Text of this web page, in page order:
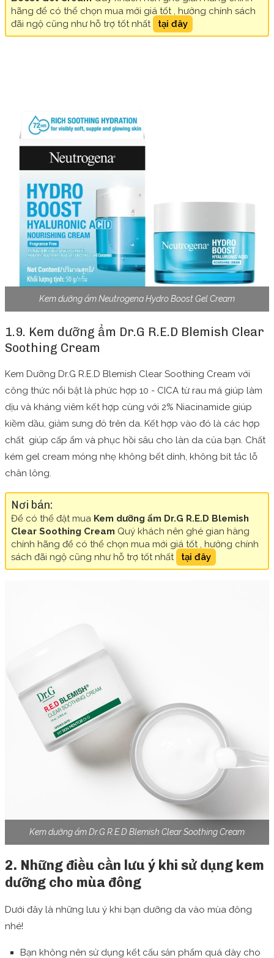
hãng để có thể chọn mua mới giá tốt , hưởng chính sách
đãi ngộ cũng như hỗ trợ tốt nhất
tại đây
Kem dưỡng ẩm Neutrogena Hydro Boost Gel Cream
1.9. Kem dưỡng ẩm Dr.G R.E.D Blemish Clear
Soothing Cream
Kem Dưỡng Dr.G R.E.D Blemish Clear Soothing Cream với
công thức nổi bật là phức hợp 10 - CICA từ rau má giúp làm
dịu và kháng viêm kết hợp cùng với 2% Niacinamide giúp
kiềm dầu, giảm sưng đỏ trên da. Kết hợp vào đó là các hợp
chất giúp cấp ẩm và phục hồi sâu cho làn da của bạn. Chất
kém gel cream mỏng nhẹ không bết dính, không bít tắc lỗ
chân lông.
Nơi bán:
Để có thể đặt mua Kem dưỡng ẩm Dr.G R.E.D Blemish
Clear Soothing Cream Quý khách nên ghé gian hàng
chính hãng để có thể chọn mua mới giá tốt , hưởng chính
sách đãi ngộ cũng như hỗ trợ tốt nhất
tại đây
Kem dưỡng ẩm Dr.G R.E.D Blemish Clear Soothing Cream
2. Những điều cần lưu ý khi sử dụng kem
dưỡng cho mùa đông
Dưới đây là những lưu ý khi bạn dưỡng da vào mùa đông
nhé!
Bạn không nên sử dụng kết cấu sản phẩm quá dày cho